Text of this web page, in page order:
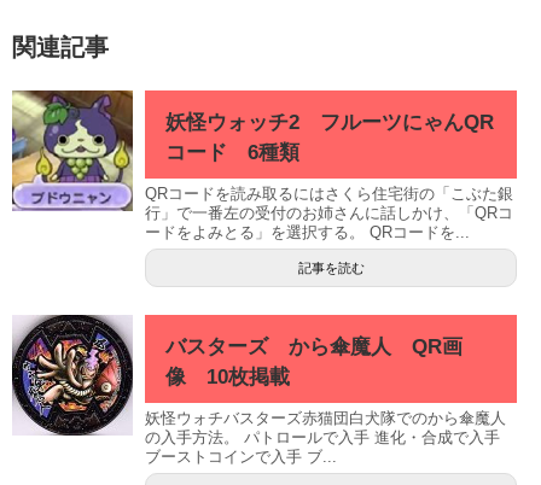
関連記事
妖怪ウォッチ2 フルーツにゃんQR
コード 6種類
QRコードを読み取るにはさくら住宅街の「こぶた銀
行」で一番左の受付のお姉さんに話しかけ、「QRコ
ードをよみとる」を選択する。 QRコードを...
記事を読む
バスターズ から傘魔人 QR画
像 10枚掲載
妖怪ウォチバスターズ赤猫団白犬隊でのから傘魔人
の入手方法。 パトロールで入手 進化・合成で入手
ブーストコインで入手 ブ...